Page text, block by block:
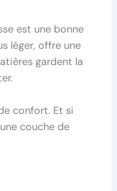
est une bonne
léger, offre une
gardent la
confort. Et si
couche de